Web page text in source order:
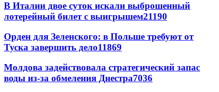
В Италии двое суток искали выброшенный
лотерейный билет с выигрышем21190
Орден для Зеленского: в Польше требуют от
Туска завершить дело11869
Молдова задействовала стратегический запас
воды из-за обмеления Днестра7036